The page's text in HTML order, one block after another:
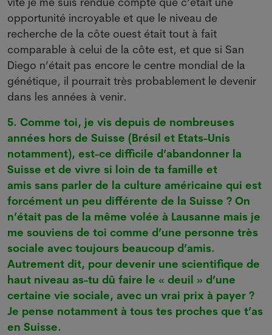
opportunité incroyable et que le niveau de
recherche de la côte ouest était tout à fait
comparable à celui de la côte est, et que si San
Diego n’était pas encore le centre mondial de la
génétique, il pourrait très probablement le devenir
dans les années à venir.
5. Comme toi, je vis depuis de nombreuses
années hors de Suisse (Brésil et Etats-Unis
notamment), est-ce difficile d’abandonner la
Suisse et de vivre si loin de ta famille et
amis sans parler de la culture américaine qui est
forcément un peu différente de la Suisse ? On
n’était pas de la même volée à Lausanne mais je
me souviens de toi comme d’une personne très
sociale avec toujours beaucoup d’amis.
Autrement dit, pour devenir une scientifique de
haut niveau as-tu dû faire le « deuil » d’une
certaine vie sociale, avec un vrai prix à payer ?
Je pense notamment à tous tes proches que t’as
en Suisse.